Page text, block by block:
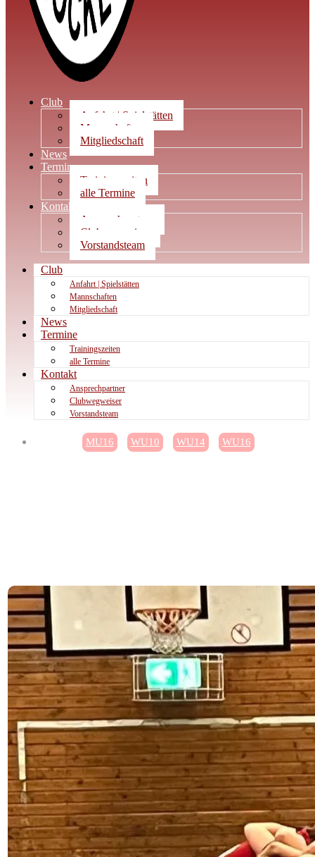
Club
Anfahrt | Spielstätten
Mannschaften
Mitgliedschaft
News
Termine
Trainingszeiten
alle Termine
Kontakt
Ansprechpartner
Clubwegweiser
Vorstandsteam
Club
Anfahrt | Spielstätten
Mannschaften
Mitgliedschaft
News
Termine
Trainingszeiten
alle Termine
Kontakt
Ansprechpartner
Clubwegweiser
Vorstandsteam
MU16 WU10 WU14 WU16